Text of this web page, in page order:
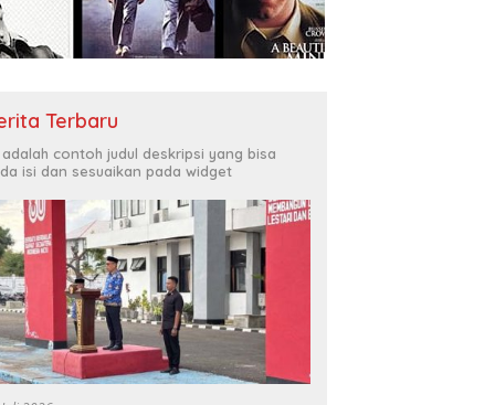
Terbaru
adalah contoh judul deskripsi yang bisa
isi dan sesuaikan pada widget